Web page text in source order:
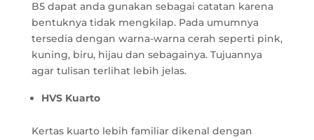
B5 dapat anda gunakan sebagai catatan karena
bentuknya tidak mengkilap. Pada umumnya
tersedia dengan warna-warna cerah seperti pink,
kuning, biru, hijau dan sebagainya. Tujuannya
agar tulisan terlihat lebih jelas.
HVS Kuarto
Kertas kuarto lebih familiar dikenal dengan